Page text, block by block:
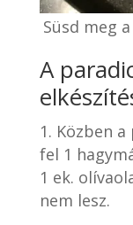
Süsd meg
A
Közben
fel 1
1 ek.
nem lesz.